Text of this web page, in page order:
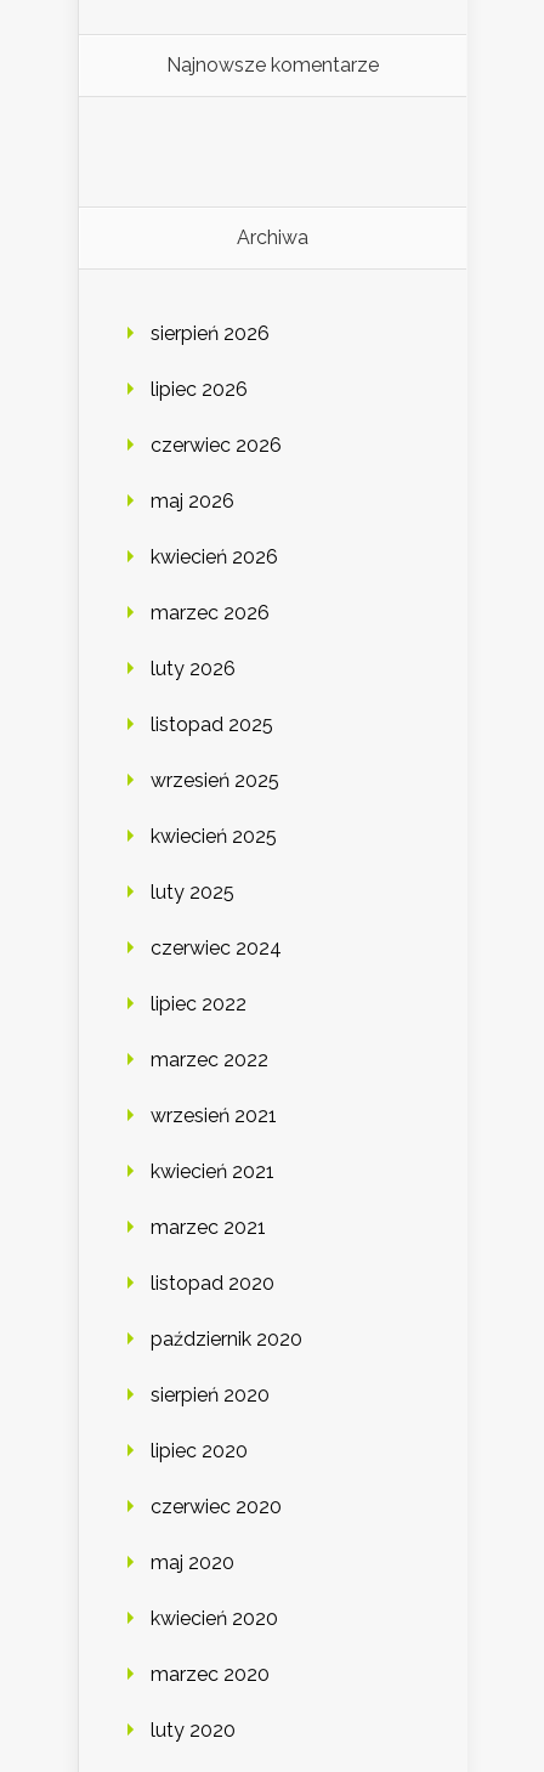
Najnowsze komentarze
Archiwa
sierpień 2026
lipiec 2026
czerwiec 2026
maj 2026
kwiecień 2026
marzec 2026
luty 2026
listopad 2025
wrzesień 2025
kwiecień 2025
luty 2025
czerwiec 2024
lipiec 2022
marzec 2022
wrzesień 2021
kwiecień 2021
marzec 2021
listopad 2020
październik 2020
sierpień 2020
lipiec 2020
czerwiec 2020
maj 2020
kwiecień 2020
marzec 2020
luty 2020